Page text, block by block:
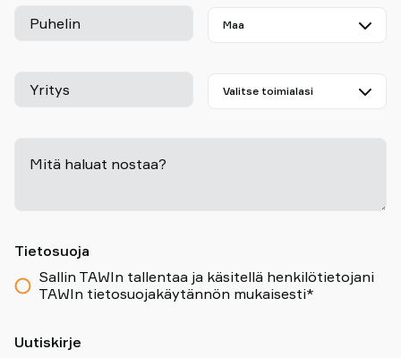
Puhelin
Yritys
Mitä haluat nostaa?
Tietosuoja
Sallin TAWIn tallentaa ja käsitellä henkilötietojani
TAWIn tietosuojakäytännön mukaisesti*
Uutiskirje